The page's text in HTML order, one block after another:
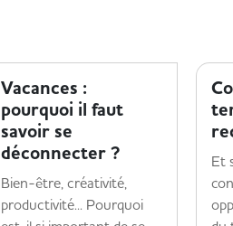
Vacances :
pourquoi il faut
savoir se
déconnecter ?
Bien-être, créativité,
productivité... Pourquoi
Et